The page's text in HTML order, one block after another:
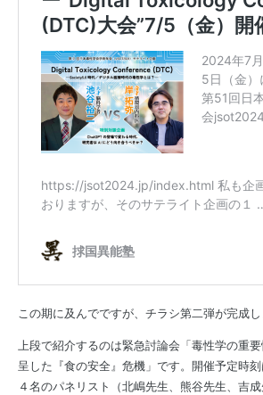
この期に及んでですが、チラシ第二弾が完成し
上段で紹介するのは緊急討論会「毒性学の重
呈した『食の安全』危機」です。開催予定時刻
４名のパネリスト（北嶋先生、熊谷先生、吉